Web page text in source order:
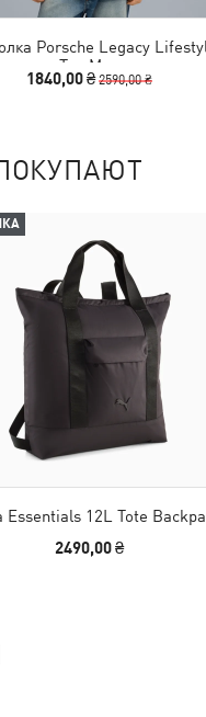
Porsche Legacy
Tee Men
1840,00 ₴2590,00 ₴
Essentials 12L Tote
2490,00 ₴